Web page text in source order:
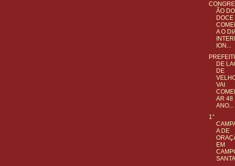
ÃO
DOCE
A O
ION...
DE
DE
VAI
AR 48
ANO...
1°
A DE
EM